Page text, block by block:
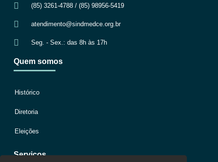
(85) 3261-4788 / (85) 98956-5419
atendimento@sindmedce.org.br
Seg. - Sex.: das 8h às 17h
Quem somos
Histórico
Diretoria
Eleições
Serviços